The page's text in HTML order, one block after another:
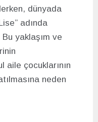
dünyada
adında
yaklaşım ve
aile çocuklarının
neden